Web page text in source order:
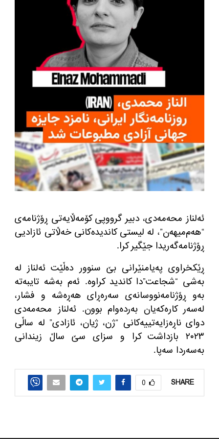
ئەلناز محەمەدی، دبیر گرووپی کۆمەڵایەتی ڕۆژنامەی
“هەم‌میهەن”، لە لیستی کاندیدەکانی خەڵاتی ئازادیی
ڕۆژنامەگەریدا جێگیر کرا.
ڕێکخراوی پەیامنێرانی بێ سنوور دەڵێت ئەلناز لە
بەشی “شجاعت”دا کاندید کراوە. ئەم بەشە تایبەتە
بەو ڕۆژنامەنووسانەی سەرەڕای هەڕەشە و فشار،
لەسەر کارەکەیان بەردەوام بوون. ئەلناز محەمەدی
دوای ناڕەزایەتییەکانی “ژن، ژیان، ئازادی” لە ساڵی
۲۰۲۳ بازداشت کرا و سزای سێ ساڵ زیندانی
بەسەردا سەپا.
SHARE
0